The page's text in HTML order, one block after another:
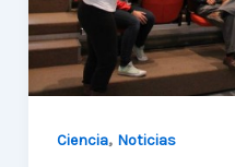
Ciencia, Noticias